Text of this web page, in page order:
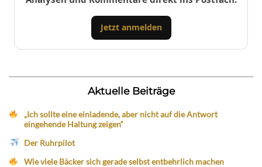
Jetzt anmelden
Aktuelle Beiträge
„Ich sollte eine einladende, aber nicht auf die Antwort
eingehende Haltung zeigen“
Der Ruhrpilot
Wie viele Bäcker sich gerade selbst entbehrlich machen